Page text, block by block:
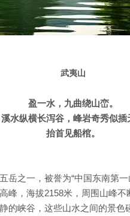
武夷山
盈一水，九曲绕山峦。
溪水纵横长泻谷，峰岩奇秀似插
抬首见船棺。
岳之一，被誉为“中国东南第
峰，海拔2158米，周围山峰不
的峡谷，这些山水之间的景色